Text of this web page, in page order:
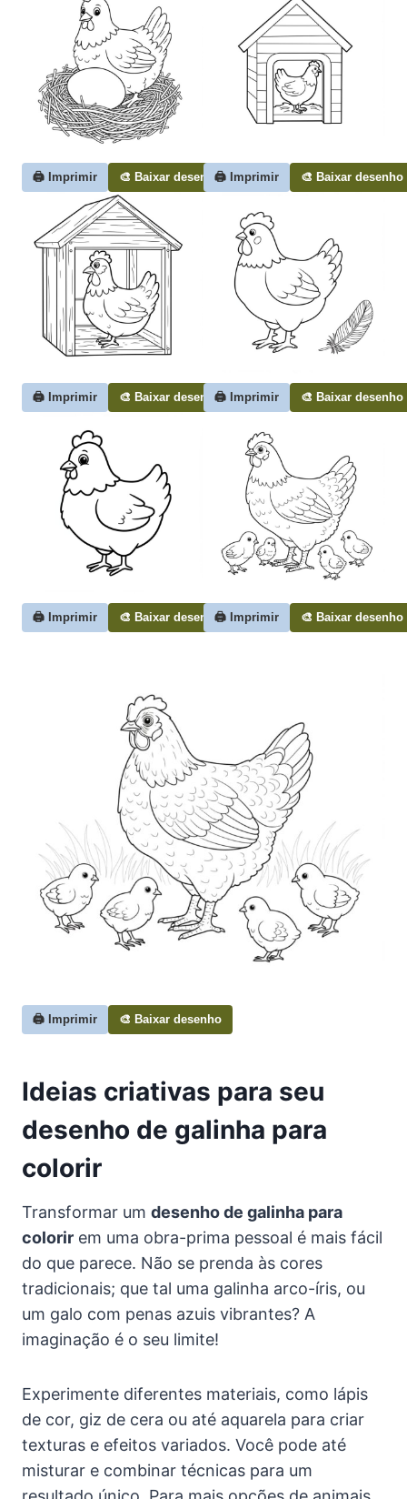
🖨️ Imprimir 🎨 Baixar desenho🖨️ Imprimir 🎨 Baixar desenho
🖨️ Imprimir 🎨 Baixar desenho🖨️ Imprimir 🎨 Baixar desenho
🖨️ Imprimir 🎨 Baixar desenho🖨️ Imprimir 🎨 Baixar desenho
🖨️ Imprimir 🎨 Baixar desenho
Ideias criativas para seu
desenho de galinha para
colorir
Transformar um desenho de galinha para
colorir em uma obra-prima pessoal é mais fácil
do que parece. Não se prenda às cores
tradicionais; que tal uma galinha arco-íris, ou
um galo com penas azuis vibrantes? A
imaginação é o seu limite!
Experimente diferentes materiais, como lápis
de cor, giz de cera ou até aquarela para criar
texturas e efeitos variados. Você pode até
misturar e combinar técnicas para um